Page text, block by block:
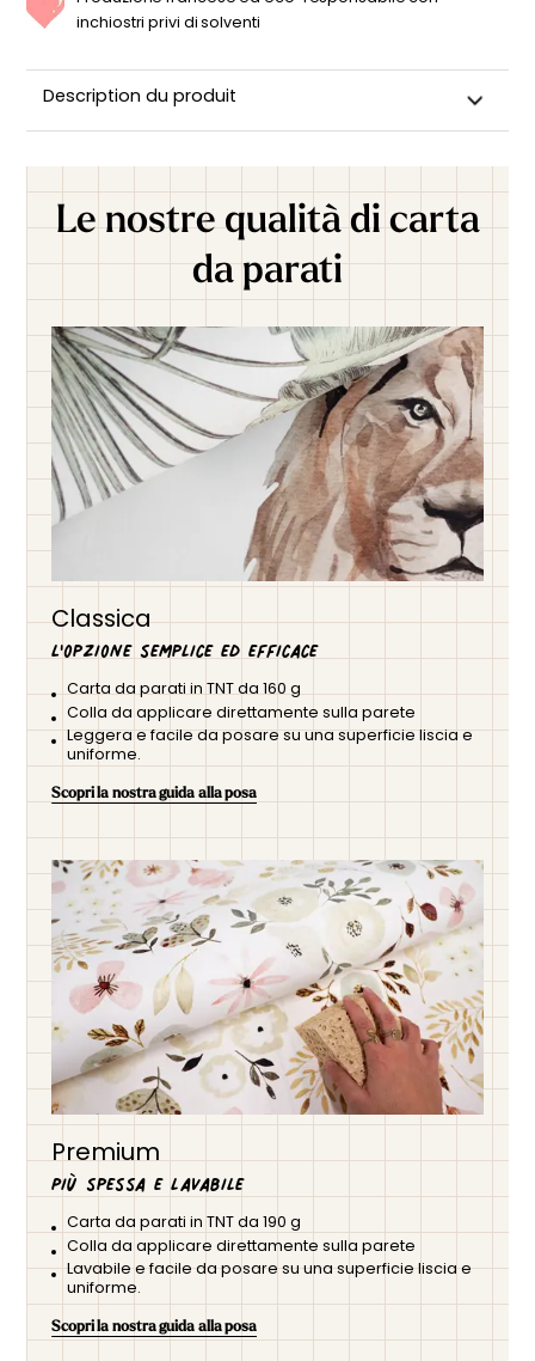
inchiostri privi di solventi
Description du produit
Le nostre qualità di carta
da parati
Classica
L'opzione semplice ed efficace
Carta da parati in TNT da 160 g
Colla da applicare direttamente sulla parete
Leggera e facile da posare su una superficie liscia e
uniforme.
Scopri la nostra guida alla posa
Premium
Più spessa e lavabile
Carta da parati in TNT da 190 g
Colla da applicare direttamente sulla parete
Lavabile e facile da posare su una superficie liscia e
uniforme.
Scopri la nostra guida alla posa